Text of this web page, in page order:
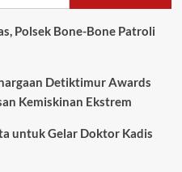
Polsek Bone-Bone Patroli
Detiktimur Awards
Kemiskinan Ekstrem
untuk Gelar Doktor Kadis